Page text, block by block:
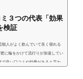
３つの代表「効果
検証
人がよく飲んでいて良く寝れる
に輪をかけて流行りが加速してい
で良い口コミや効果があると言わ